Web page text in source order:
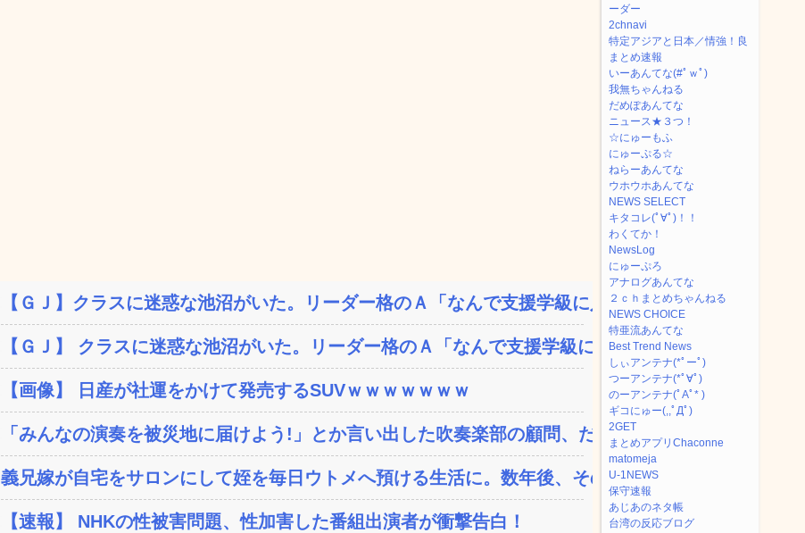
【ＧＪ】クラスに迷惑な池沼がいた。リーダー格のＡ「なんで支援学級に入れ...
【ＧＪ】 クラスに迷惑な池沼がいた。リーダー格のＡ「なんで支援学級に入...
【画像】 日産が社運をかけて発売するSUVｗｗｗｗｗｗｗ
「みんなの演奏を被災地に届けよう!」とか言い出した吹奏楽部の顧問、だが...
義兄嫁が自宅をサロンにして姪を毎日ウトメへ預ける生活に。数年後、そのツ...
【速報】 NHKの性被害問題、性加害した番組出演者が衝撃告白！
ーダー
2chnavi
特定アジアと日本／情強！良
まとめ速報
いーあんてな(#ﾟｗﾟ)
我無ちゃんねる
だめぽあんてな
ニュース★３つ！
☆にゅーもふ
にゅーぷる☆
ねらーあんてな
ウホウホあんてな
NEWS SELECT
キタコレ(ﾟ∀ﾟ)！！
わくてか！
NewsLog
にゅーぷろ
アナログあんてな
２ｃｈまとめちゃんねる
NEWS CHOICE
特亜流あんてな
Best Trend News
しぃアンテナ(*ﾟーﾟ)
つーアンテナ(*ﾟ∀ﾟ)
のーアンテナ(ﾟAﾟ* )
ギコにゅー(,,ﾟДﾟ)
2GET
まとめアプリChaconne
matomeja
U-1NEWS
保守速報
あじあのネタ帳
台湾の反応ブログ